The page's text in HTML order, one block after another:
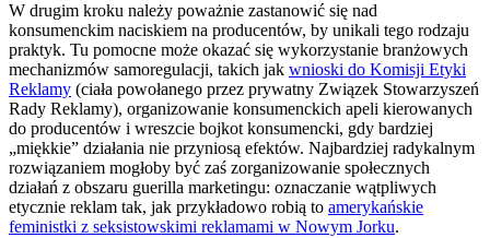
W drugim kroku należy poważnie zastanowić się nad
konsumenckim naciskiem na producentów, by unikali tego rodzaju
praktyk. Tu pomocne może okazać się wykorzystanie branżowych
mechanizmów samoregulacji, takich jak wnioski do Komisji Etyki
Reklamy (ciała powołanego przez prywatny Związek Stowarzyszeń
Rady Reklamy), organizowanie konsumenckich apeli kierowanych
do producentów i wreszcie bojkot konsumencki, gdy bardziej
„miękkie” działania nie przyniosą efektów. Najbardziej radykalnym
rozwiązaniem mogłoby być zaś zorganizowanie społecznych
działań z obszaru guerilla marketingu: oznaczanie wątpliwych
etycznie reklam tak, jak przykładowo robią to amerykańskie
feministki z seksistowskimi reklamami w Nowym Jorku.